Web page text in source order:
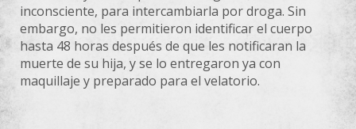
inconsciente, para intercambiarla por droga. Sin
embargo, no les permitieron identificar el cuerpo
hasta 48 horas después de que les notificaran la
muerte de su hija, y se lo entregaron ya con
maquillaje y preparado para el velatorio.